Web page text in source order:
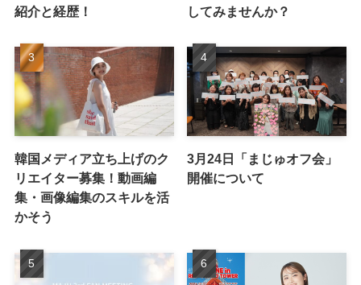
紹介と経歴！
してみませんか？
韓国メディア立ち上げのク
リエイター募集！動画編
集・画像編集のスキルを活
かそう
3月24日「まじゅオフ会」
開催について